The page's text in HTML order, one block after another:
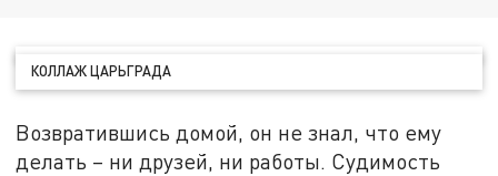
КОЛЛАЖ ЦАРЬГРАДА
Возвратившись домой, он не знал, что ему
делать – ни друзей, ни работы. Судимость